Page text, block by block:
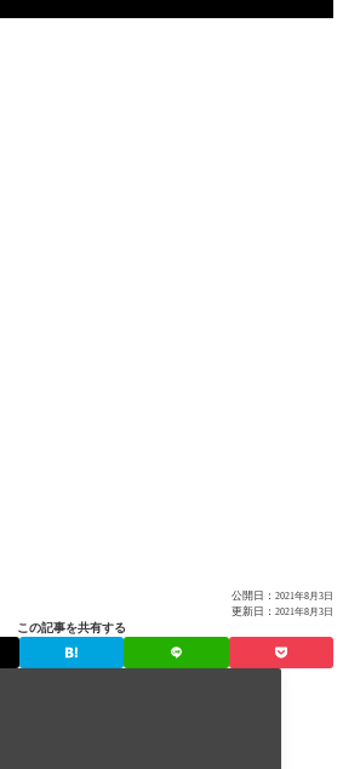
公開日： 2021年8月3日
更新日： 2021年8月3日
この記事を共有する